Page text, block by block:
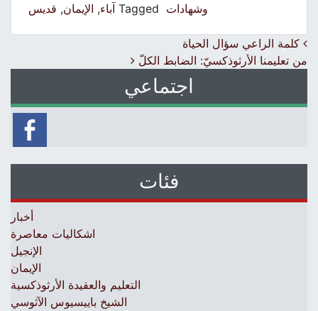
وشهادات Tagged آباء,الإيمان,قديس
Post navigation
كلمة الراعي سؤال الحياة
من تعليمنا الأرثوذكسيّ: الضابط الكلّ
اجتماعي
فئات
أخبار
اشكاليات معاصرة
الإنجيل
الإيمان
التعليم والعقيدة الأرثوذكسية
الشيخ باييسيوس الآثوسي